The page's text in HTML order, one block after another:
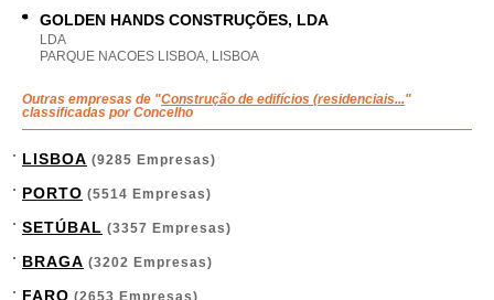
GOLDEN HANDS CONSTRUÇÕES, LDA
LDA
PARQUE NACOES LISBOA, LISBOA
Outras empresas de "Construção de edifícios (residenciais..."
classificadas por Concelho
LISBOA (9285 Empresas)
PORTO (5514 Empresas)
SETÚBAL (3357 Empresas)
BRAGA (3202 Empresas)
FARO (2653 Empresas)